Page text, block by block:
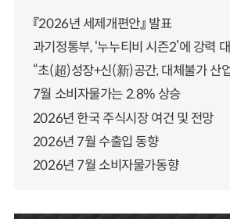
『2026년 세제개편안』 발표
과기정통부, ‘누누티비 시즌2’에 강력
“초(超)성장+신(新)공간, 대체불가 산
7월 소비자물가는 2.8% 상승
2026년 한국 주식시장 여건 및 전망
2026년 7월 수출입 동향
2026년 7월 소비자물가동향